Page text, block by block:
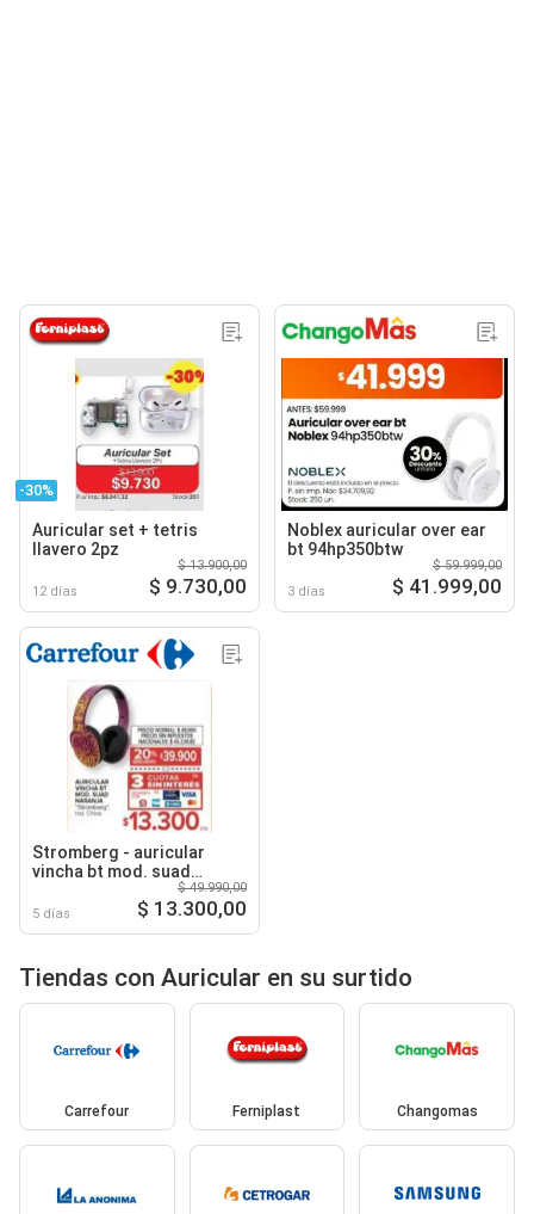
-30%
Auricular set + tetris
llavero 2pz
12 días
$ 13.900,00
$ 9.730,00
Noblex auricular over ear
bt 94hp350btw
3 días
$ 59.999,00
$ 41.999,00
Stromberg - auricular
vincha bt mod. suad
5 días
$ 49.990,00
$ 13.300,00
Tiendas con Auricular en su surtido
Carrefour Ferniplast Changomas